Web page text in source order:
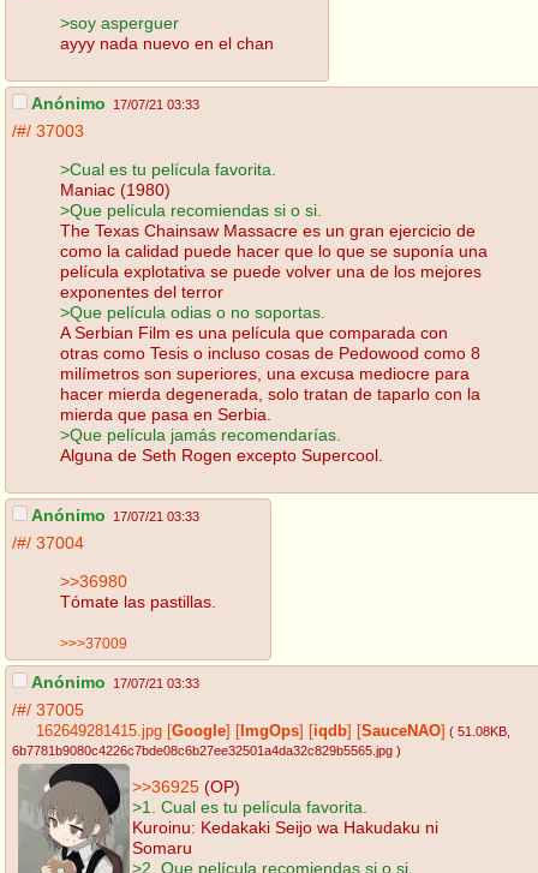
>soy asperguer
ayyy nada nuevo en el chan
Anónimo 17/07/21 03:33
/#/ 37003
>Cual es tu película favorita.
Maniac (1980)
>Que película recomiendas si o si.
The Texas Chainsaw Massacre es un gran ejercicio de
como la calidad puede hacer que lo que se suponía una
película explotativa se puede volver una de los mejores
exponentes del terror
>Que película odias o no soportas.
A Serbian Film es una película que comparada con
otras como Tesis o incluso cosas de Pedowood como 8
milímetros son superiores, una excusa mediocre para
hacer mierda degenerada, solo tratan de taparlo con la
mierda que pasa en Serbia.
>Que película jamás recomendarías.
Alguna de Seth Rogen excepto Supercool.
Anónimo 17/07/21 03:33
/#/ 37004
>>36980
Tómate las pastillas.
>>>37009
Anónimo 17/07/21 03:33
/#/ 37005
162649281415.jpg Google ImgOps iqdb SauceNAO ( 51.08KB
6b7781b9080c4226c7bde08c6b27ee32501a4da32c829b5565.jpg )
>>36925 (OP)
>1. Cual es tu película favorita.
Kuroinu: Kedakaki Seijo wa Hakudaku ni
Somaru
>2. Que película recomiendas si o si.